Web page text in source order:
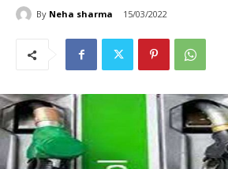
By Neha sharma 15/03/2022